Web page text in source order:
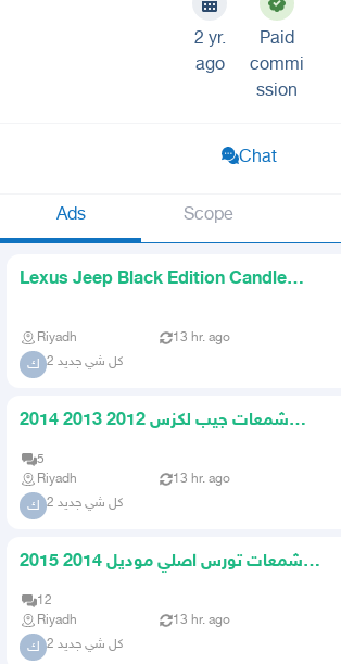
2 yr.
ago
Paid
commi
ssion
Chat
Ads Scope
Lexus Jeep Black Edition Candle
Riyadh 13 hr. ago
ك كل شي جديد 2
شمعات جيب لكزس 2012 2013 2014
5
Riyadh
13 hr. ago
ك كل شي جديد 2
شمعات تورس اصلي موديل 2014 2015
12
Riyadh
13 hr. ago
ك كل شي جديد 2